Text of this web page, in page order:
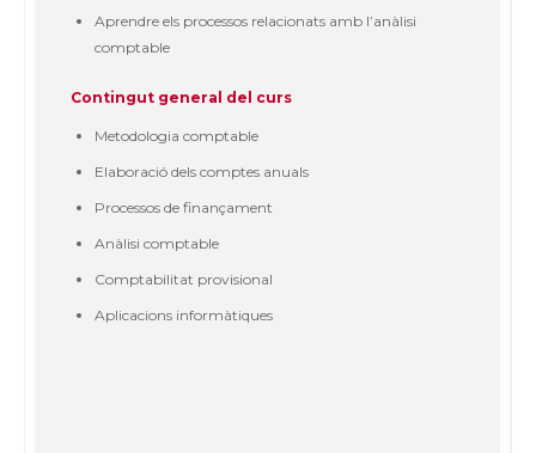
Aprendre els processos relacionats amb l’anàlisi
comptable
Contingut general del curs
Metodologia comptable
Elaboració dels comptes anuals
Processos de finançament
Anàlisi comptable
Comptabilitat provisional
Aplicacions informàtiques